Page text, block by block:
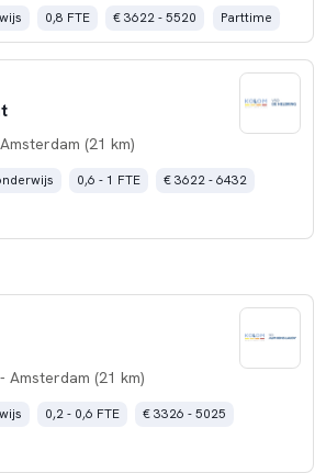
0,8 FTE € 3622 - 5520 Parttime
(21 km)
0,6 - 1 FTE
€ 3622 - 6432
- Amsterdam (21 km)
0,2 - 0,6 FTE
€ 3326 - 5025